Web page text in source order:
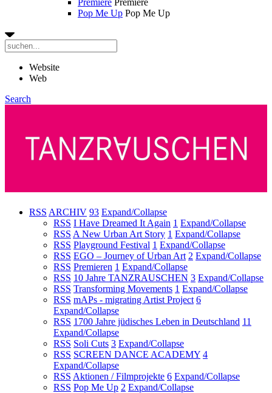
Premiere Premiere
Pop Me Up Pop Me Up
Website
Web
Search
RSS ARCHIV 93 Expand/Collapse
RSS I Have Dreamed It Again 1 Expand/Collapse
RSS A New Urban Art Story 1 Expand/Collapse
RSS Playground Festival 1 Expand/Collapse
RSS EGO – Journey of Urban Art 2 Expand/Collapse
RSS Premieren 1 Expand/Collapse
RSS 10 Jahre TANZRAUSCHEN 3 Expand/Collapse
RSS Transforming Movements 1 Expand/Collapse
RSS mAPs - migrating Artist Project 6
Expand/Collapse
RSS 1700 Jahre jüdisches Leben in Deutschland 11
Expand/Collapse
RSS Soli Cuts 3 Expand/Collapse
RSS SCREEN DANCE ACADEMY 4
Expand/Collapse
RSS Aktionen / Filmprojekte 6 Expand/Collapse
RSS Pop Me Up 2 Expand/Collapse